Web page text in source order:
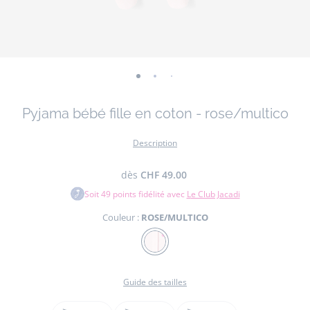
-
01 02 03 04 05
Pyjama bébé fille en coton - rose/multico
Description
dès CHF 49.00
Soit49 points fidélité avec Le Club Jacadi
Couleur : ROSE/MULTICO
Couleur
ROSE/MULTICO
Guide des tailles
Taille